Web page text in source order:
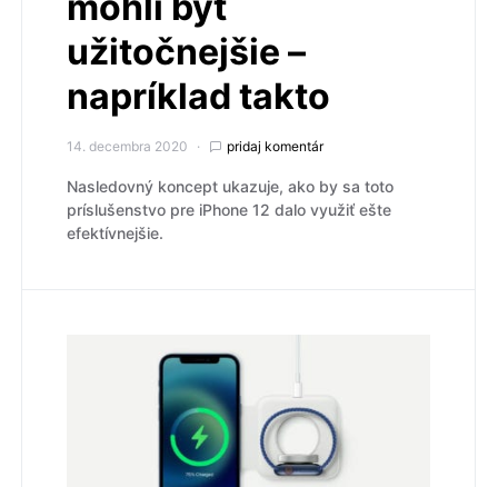
užitočnejšie –
napríklad takto
14. decembra 2020 pridaj komentár
Nasledovný koncept ukazuje, ako by sa toto
príslušenstvo pre iPhone 12 dalo využiť ešte
efektívnejšie.